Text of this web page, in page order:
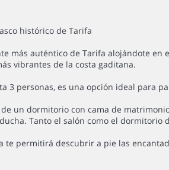
histórico de Tarifa
más auténtico de Tarifa alojándote
vibrantes de la costa gaditana.
3 personas, es una opción ideal para
un dormitorio con cama de
Tanto el salón como el
te permitirá descubrir a pie las